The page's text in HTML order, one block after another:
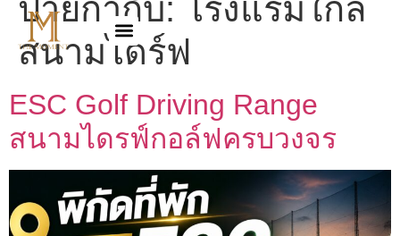
ป้ายกำกับ: โรงแรมใกล้
สนามไดร์ฟ
ESC Golf Driving Range
สนามไดรฟ์กอล์ฟครบวงจร